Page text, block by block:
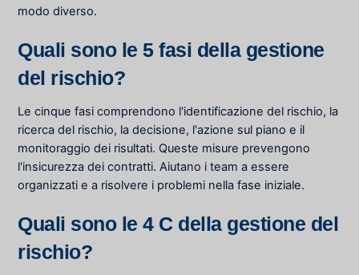
modo diverso.
Quali sono le 5 fasi della gestione
del rischio?
Le cinque fasi comprendono l'identificazione del rischio, la
ricerca del rischio, la decisione, l'azione sul piano e il
monitoraggio dei risultati. Queste misure prevengono
l'insicurezza dei contratti. Aiutano i team a essere
organizzati e a risolvere i problemi nella fase iniziale.
Quali sono le 4 C della gestione del
rischio?